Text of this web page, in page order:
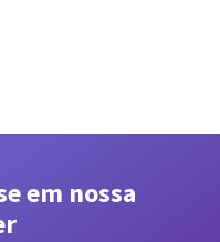
em nossa